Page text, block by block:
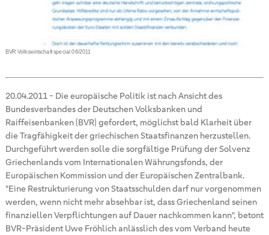
BVR Volkswirtschaft special 06/2011
20.04.2011- Die europäische Politik ist nach Ansicht des
Bundesverbandes der Deutschen Volksbanken und
Raiffeisenbanken (BVR) gefordert, möglichst bald Klarheit über
die Tragfähigkeit der griechischen Staatsfinanzen herzustellen.
Durchgeführt werden solle die sorgfältige Prüfung der Solvenz
Griechenlands vom Internationalen Währungsfonds, der
Europäischen Kommission und der Europäischen Zentralbank.
"Eine Restrukturierung von Staatsschulden darf nur vorgenommen
werden, wenn nicht mehr absehbar ist, dass Griechenland seinen
finanziellen Verpflichtungen auf Dauer nachkommen kann", betont
BVR-Präsident Uwe Fröhlich anlässlich des vom Verband heute